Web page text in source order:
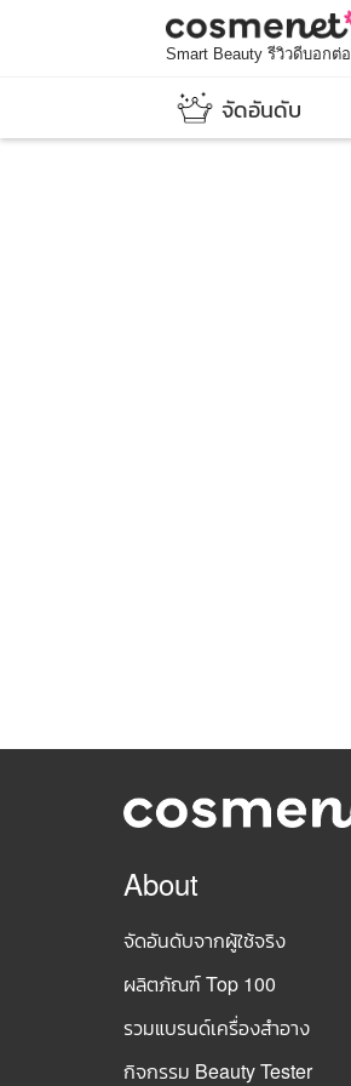
Smart Beauty รีวิวดีบอกต่อ
จัดอันดับ
About
จัดอันดับจากผู้ใช้จริง
ผลิตภัณฑ์ Top 100
รวมแบรนด์เครื่องสำอาง
กิจกรรม Beauty Tester